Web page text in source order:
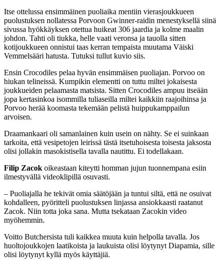
Itse ottelussa ensimmäinen puoliaika mentiin vierasjoukkueen
puolustuksen nollatessa Porvoon Gwinner-raidin menestyksellä siinä
sivussa hyökkäyksen otettua huikeat 306 jaardia ja kolme maalin
johdon. Tahti oli tiukka, helle vaati veronsa ja tauolla sitten
kotijoukkueen onnistui taas kerran tempaista muutama Väiski
Vemmelsääri hatusta. Tutuksi tullut kuvio siis.
Ensin Crocodiles pelaa hyvän ensimmäisen puoliajan. Porvoo on
hiukan telineissä. Kumpikin elementti on tuttu miltei jokaisesta
joukkueiden pelaamasta matsista. Sitten Crocodiles ampuu itseään
jopa kertasinkoa isommilla tuliaseilla miltei kaikkiin raajoihinsa ja
Porvoo herää koomasta tekemään pelistä huippukamppailun
arvoisen.
Draamankaari oli samanlainen kuin usein on nähty. Se ei suinkaan
tarkoita, että vesipetojen leirissä tästä itsetuhoisesta toisesta jaksosta
olisi jollakin masokistisella tavalla nautittu. Ei todellakaan.
Filip Zacok oikeastaan kiteytti homman jujun tuonnempana esiin
ilmestyvällä videoklipillä osuvasti.
– Puoliajalla he tekivät omia säätöjään ja tuntui siltä, että ne osuivat
kohdalleen, pyöritteli puolustuksen linjassa ansiokkaasti raatanut
Zacok. Niin totta joka sana. Mutta tsekataan Zacokin video
myöhemmin.
Voitto Butchersista tuli kaikkea muuta kuin helpolla tavalla. Jos
huoltojoukkojen laatikoista ja laukuista olisi löytynyt Diapamia, sille
olisi löytynyt kyllä myös käyttäjiä.